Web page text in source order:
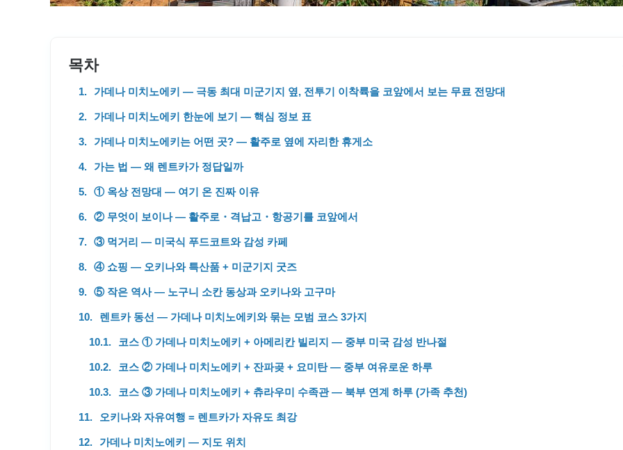
목차
가데나 미치노에키 — 극동 최대 미군기지 옆, 전투기 이착륙을 코앞에서 보는 무료 전망대
가데나 미치노에키 한눈에 보기 — 핵심 정보 표
가데나 미치노에키는 어떤 곳? — 활주로 옆에 자리한 휴게소
가는 법 — 왜 렌트카가 정답일까
① 옥상 전망대 — 여기 온 진짜 이유
② 무엇이 보이나 — 활주로・격납고・항공기를 코앞에서
③ 먹거리 — 미국식 푸드코트와 감성 카페
④ 쇼핑 — 오키나와 특산품 + 미군기지 굿즈
⑤ 작은 역사 — 노구니 소칸 동상과 오키나와 고구마
렌트카 동선 — 가데나 미치노에키와 묶는 모범 코스 3가지
코스 ① 가데나 미치노에키 + 아메리칸 빌리지 — 중부 미국 감성 반나절
코스 ② 가데나 미치노에키 + 잔파곶 + 요미탄 — 중부 여유로운 하루
코스 ③ 가데나 미치노에키 + 츄라우미 수족관 — 북부 연계 하루 (가족 추천)
오키나와 자유여행 = 렌트카가 자유도 최강
가데나 미치노에키 — 지도 위치